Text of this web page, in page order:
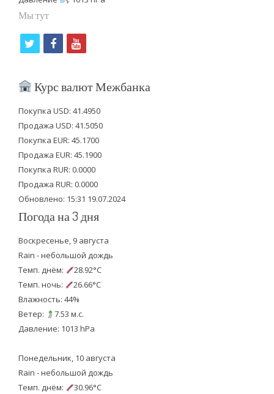
Мы тут
i
t
e
r
f
c
b
o
o
k
y
u
u
b
e
Курс валют Межбанка
Покупка USD: 41.4950
Продажа USD: 41.5050
Покупка EUR: 45.1700
Продажа EUR: 45.1900
Покупка RUR: 0.0000
Продажа RUR: 0.0000
Обновлено: 15:31 19.07.2024
Погода на 3 дня
Воскресенье, 9 августа
Rain - небольшой дождь
Темп. днём:
28.92°C
Темп. ночь:
26.66°C
Влажность: 44%
Ветер:
7.53 м.с.
Давление: 1013 hPa
Понедельник, 10 августа
Rain - небольшой дождь
Темп. днём:
30.96°C